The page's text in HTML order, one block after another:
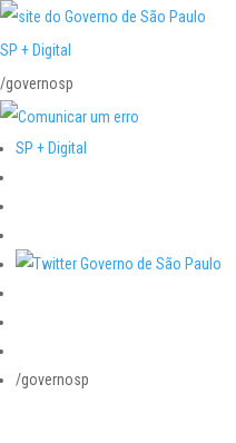
SP + Digital
/governosp
SP + Digital
/governosp